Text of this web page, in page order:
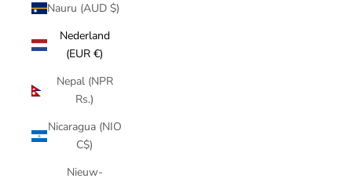
Nauru (AUD $)
Nederland
(EUR €)
Nepal (NPR
Rs.)
Nicaragua (NIO
C$)
Nieuw-